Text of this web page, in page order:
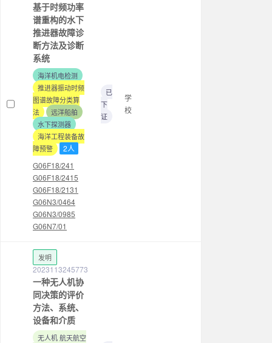
基于时频功率
谱重构的水下
推进器故障诊
断方法及诊断
系统
海洋机电检测
推进器振动时频
图谱故障分类算
法
远洋船舶
水下探测器
海洋工程装备故
障预警
2人
G06F18/241
G06F18/2415
G06F18/2131
G06N3/0464
G06N3/0985
G06N7/01
已
下
证
学
校
发明
2023113245773
一种无人机协
同决策的评价
方法、系统、
设备和介质
无人机 航天航空